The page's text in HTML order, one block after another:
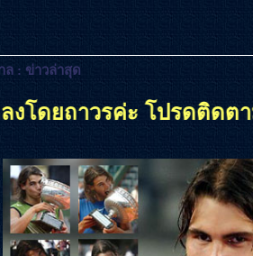
ล : ข่าวล่าสุด
ะ โปรดติดตามข่าวสาร